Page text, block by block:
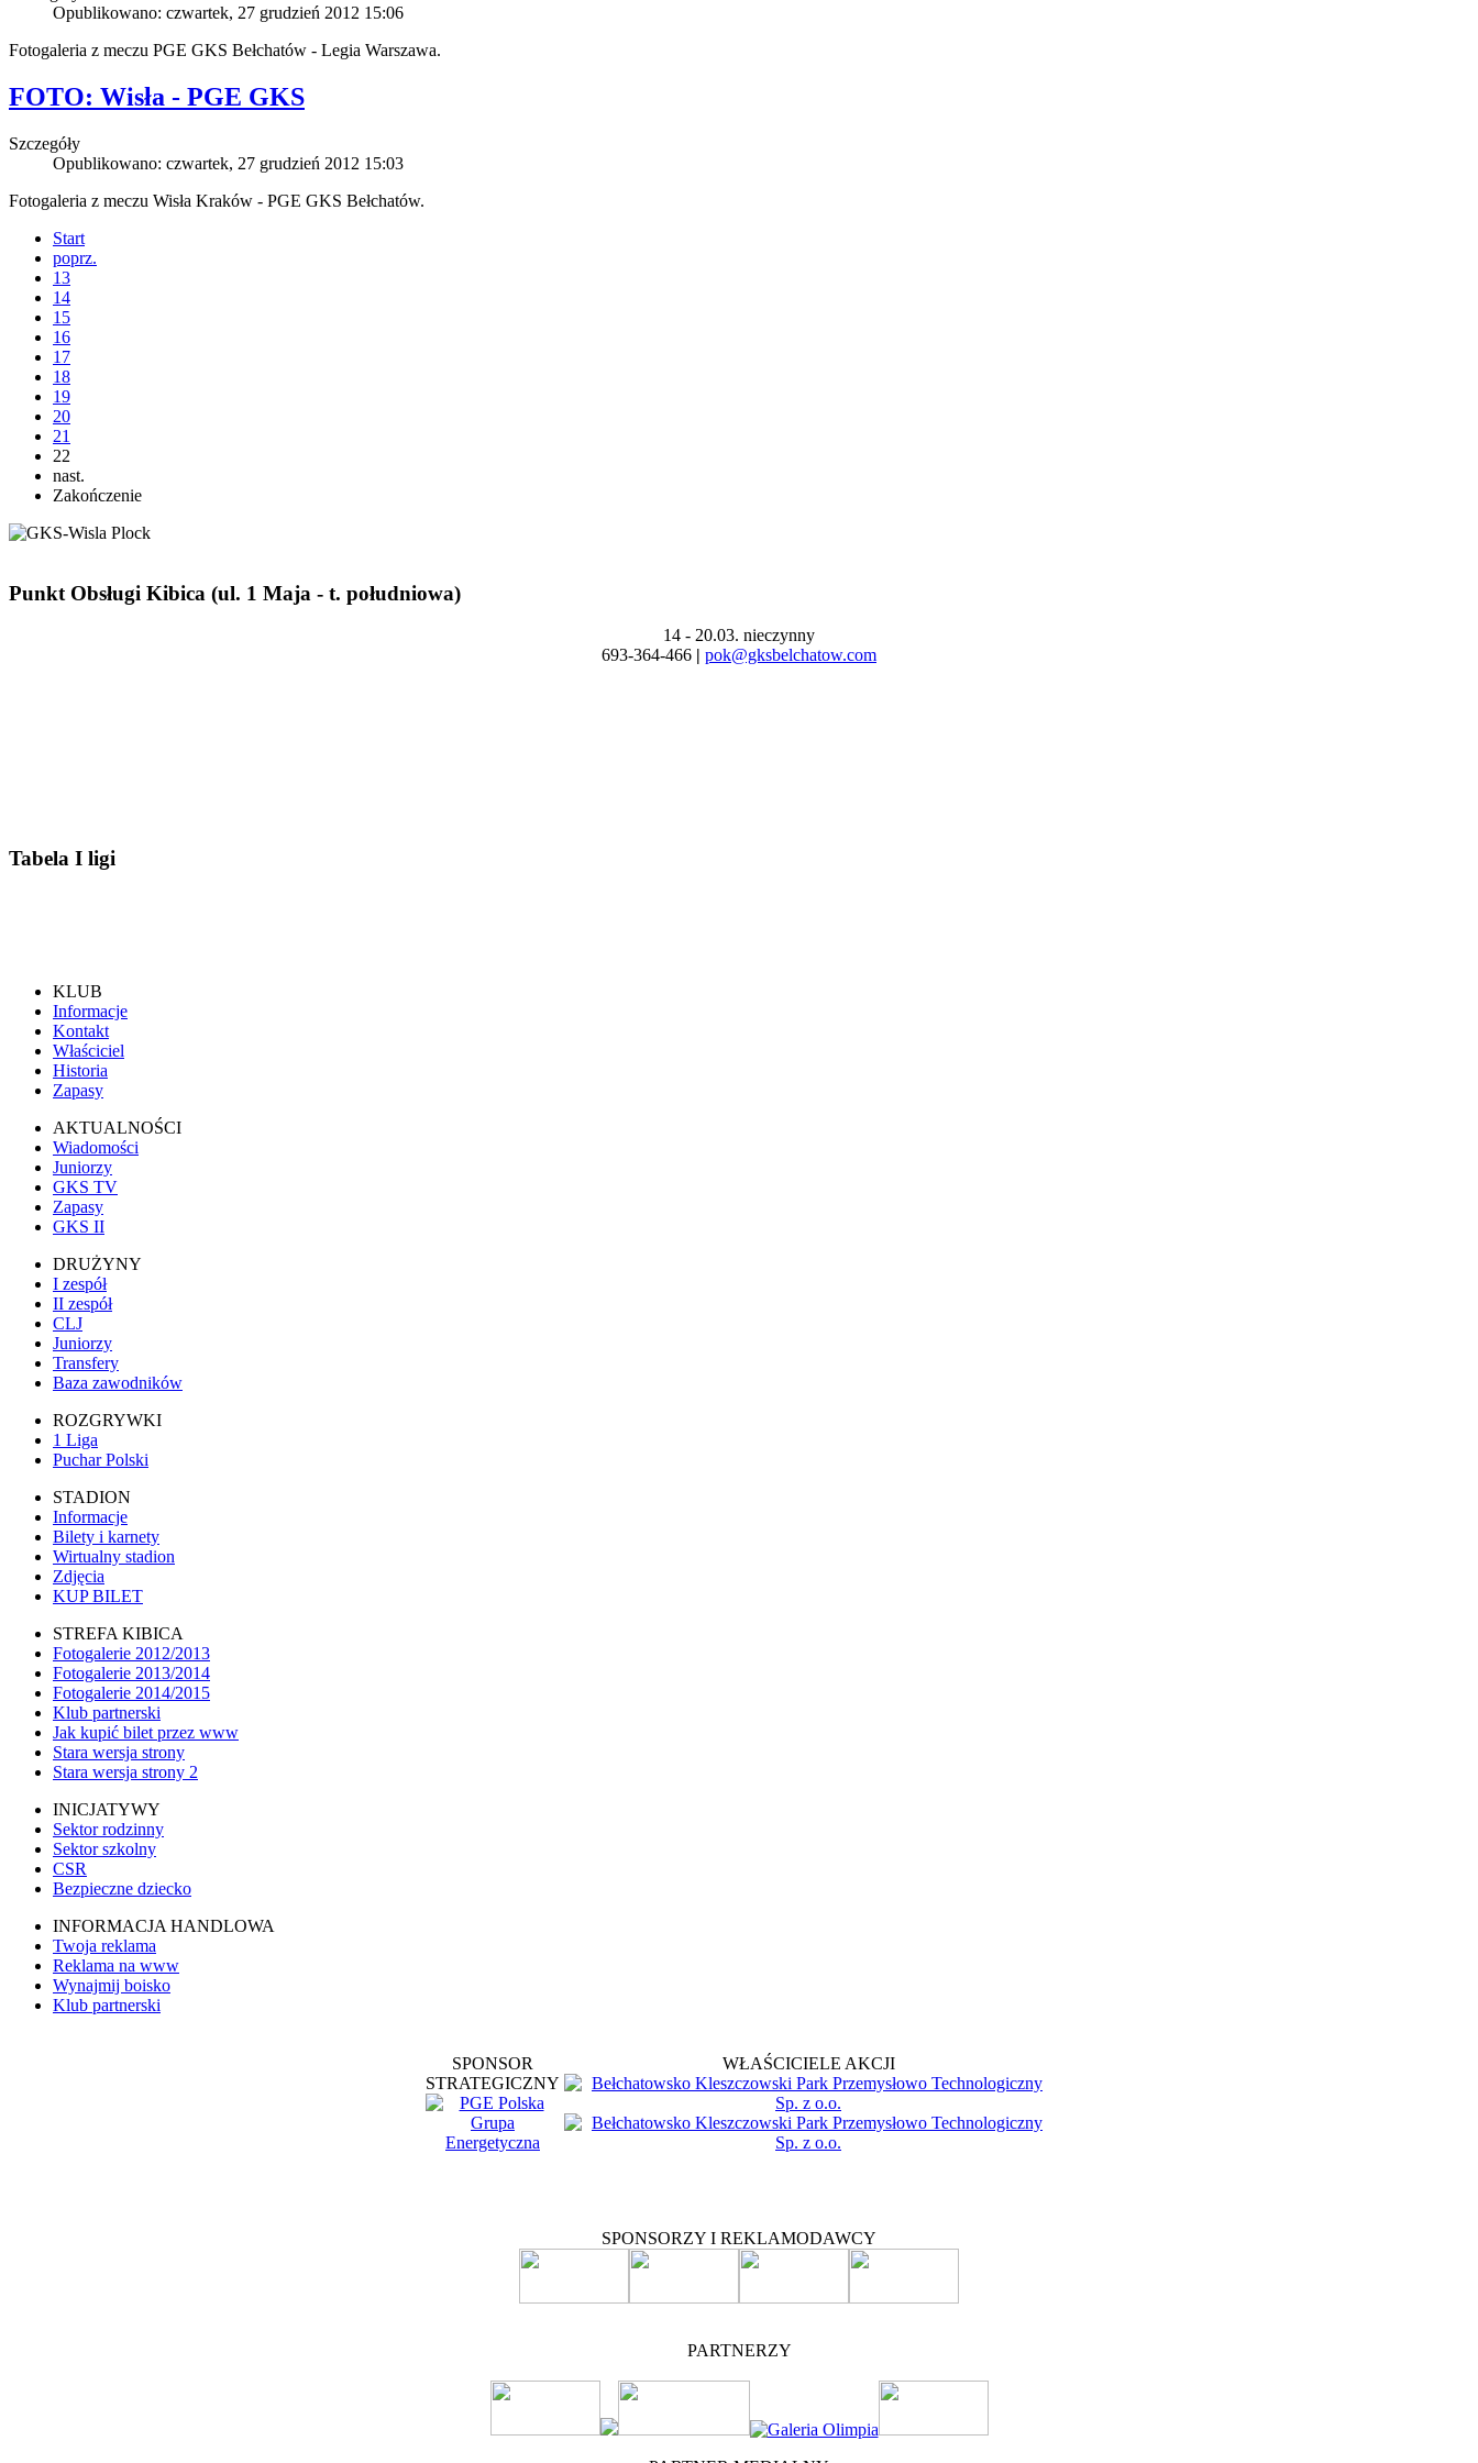
Opublikowano: czwartek, 27 grudzień 2012 15:06
Fotogaleria z meczu PGE GKS Bełchatów - Legia Warszawa.
FOTO: Wisła - PGE GKS
Szczegóły
Opublikowano: czwartek, 27 grudzień 2012 15:03
Fotogaleria z meczu Wisła Kraków - PGE GKS Bełchatów.
Start
poprz.
13
14
15
16
17
18
19
20
21
22
nast.
Zakończenie
Punkt Obsługi Kibica (ul. 1 Maja - t. południowa)
14 - 20.03. nieczynny
693-364-466 | pok@gksbelchatow.com
Tabela I ligi
KLUB
Informacje
Kontakt
Właściciel
Historia
Zapasy
AKTUALNOŚCI
Wiadomości
Juniorzy
GKS TV
Zapasy
GKS II
DRUŻYNY
I zespół
II zespół
CLJ
Juniorzy
Transfery
Baza zawodników
ROZGRYWKI
1 Liga
Puchar Polski
STADION
Informacje
Bilety i karnety
Wirtualny stadion
Zdjęcia
KUP BILET
STREFA KIBICA
Fotogalerie 2012/2013
Fotogalerie 2013/2014
Fotogalerie 2014/2015
Klub partnerski
Jak kupić bilet przez www
Stara wersja strony
Stara wersja strony 2
INICJATYWY
Sektor rodzinny
Sektor szkolny
CSR
Bezpieczne dziecko
INFORMACJA HANDLOWA
Twoja reklama
Reklama na www
Wynajmij boisko
Klub partnerski
SPONSOR
STRATEGICZNY
WŁAŚCICIELE AKCJI
SPONSORZY I REKLAMODAWCY
PARTNERZY